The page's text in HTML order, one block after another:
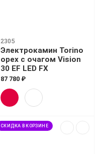
2305
Электрокамин Torino
орех с очагом Vision
30 EF LED FX
87 780 ₽
СКИДКА В КОРЗИНЕ